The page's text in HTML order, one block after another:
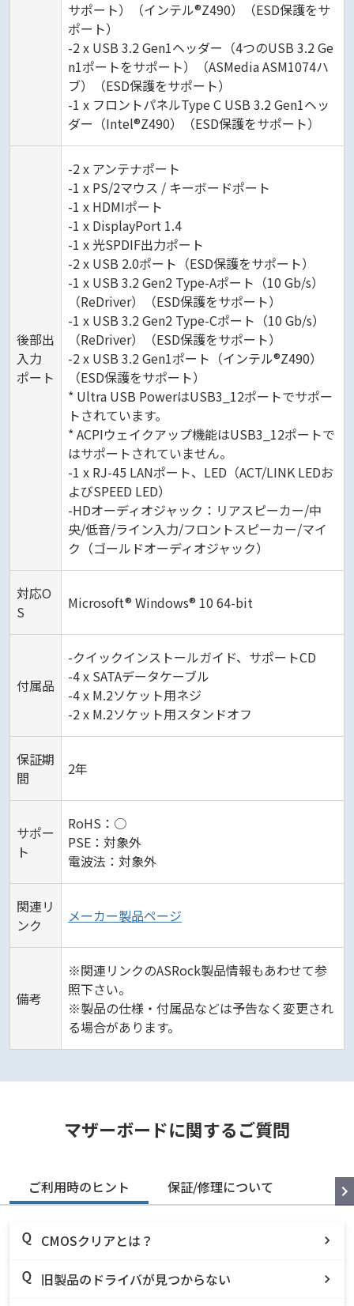
サポート）（インテル®Z490）（ESD保護をサ
ポート）
-2 x USB 3.2 Gen1ヘッダー（4つのUSB 3.2 Ge
n1ポートをサポート）（ASMedia ASM1074ハ
ブ）（ESD保護をサポート）
-1 x フロントパネルType C USB 3.2 Gen1ヘッ
ダー（Intel®Z490）（ESD保護をサポート）
後部出
入力
ポート
-2 x アンテナポート
-1 x PS/2マウス / キーボードポート
-1 x HDMIポート
-1 x DisplayPort 1.4
-1 x 光SPDIF出力ポート
-2 x USB 2.0ポート（ESD保護をサポート）
-1 x USB 3.2 Gen2 Type-Aポート（10 Gb/s）
（ReDriver）（ESD保護をサポート）
-1 x USB 3.2 Gen2 Type-Cポート（10 Gb/s）
（ReDriver）（ESD保護をサポート）
-2 x USB 3.2 Gen1ポート（インテル®Z490）
（ESD保護をサポート）
* Ultra USB PowerはUSB3_12ポートでサポー
トされています。
* ACPIウェイクアップ機能はUSB3_12ポートで
はサポートされていません。
-1 x RJ-45 LANポート、LED（ACT/LINK LEDお
よびSPEED LED）
-HDオーディオジャック：リアスピーカー/中
央/低音/ライン入力/フロントスピーカー/マイ
ク（ゴールドオーディオジャック）
対応O
S
Microsoft® Windows® 10 64-bit
付属品
-クイックインストールガイド、サポートCD
-4 x SATAデータケーブル
-4 x M.2ソケット用ネジ
-2 x M.2ソケット用スタンドオフ
保証期
間
2年
サポー
ト
RoHS：○
PSE：対象外
電波法：対象外
関連リ
ンク
メーカー製品ページ
備考
※関連リンクのASRock製品情報もあわせて参
照下さい。
※製品の仕様・付属品などは予告なく変更され
る場合があります。
マザーボードに関するご質問
ご利用時のヒント 保証/修理について
CMOSクリアとは？
旧製品のドライバが見つからない